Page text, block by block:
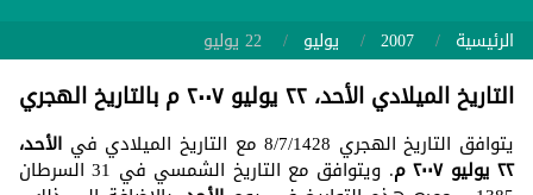
الرئيسية 2007 يوليو 22 يوليو
التاريخ الميلادي الأحد، ٢٢ يوليو ٢٠٠٧ م بالتاريخ الهجري
يتوافق التاريخ الهجري 8/7/1428 مع التاريخ الميلادي في الأحد،
٢٢ يوليو ٢٠٠٧ م . ويتوافق مع التاريخ الشمسي في 31 السرطان